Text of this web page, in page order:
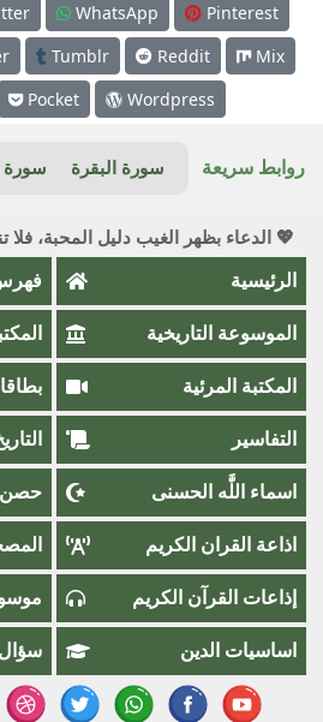
WhatsApp
Pinterest
Tumblr Reddit
Mix
Pocket Wordpress
روابط سريعة سورة البقرة
💖 الدعاء بظهر الغيب دليل المحبة،
الرئيسية
الموسوعة التاريخية
المكتبة المرئية
التفاسير
اسماء اللَّٰه الحسنى حصن
اذاعة القران الكريم
إذاعات القرآن الكريم
اساسيات الدين